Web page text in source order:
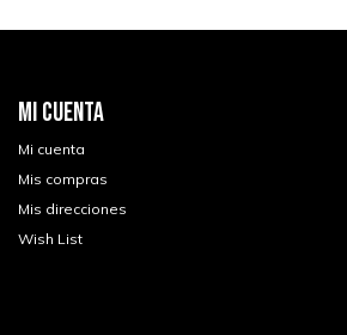
MI CUENTA
Mi cuenta
Mis compras
Mis direcciones
Wish List